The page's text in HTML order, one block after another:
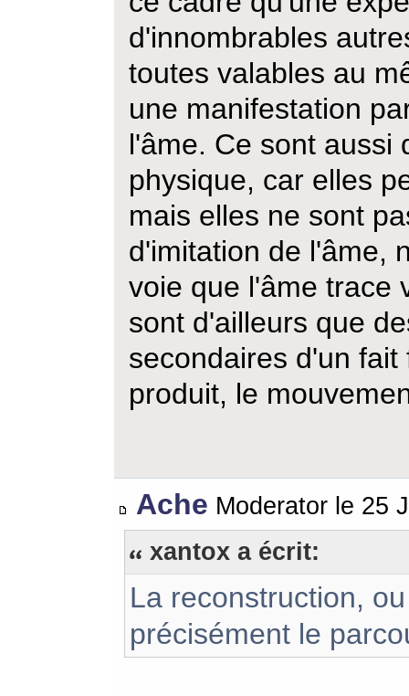
d'innombrables
toutes valables au
une manifestation
l'âme. Ce sont aussi
physique, car elles
mais elles ne sont
d'imitation de l'âme,
voie que l'âme trace
sont d'ailleurs que
secondaires d'un
produit, le
Ache Moderator le 25
xantox a écrit:
La reconstruction,
précisément le